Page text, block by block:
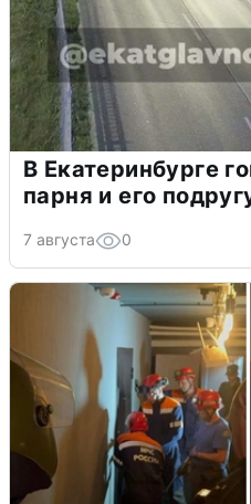
В Екатеринбурге
парня и его
7 августа 0